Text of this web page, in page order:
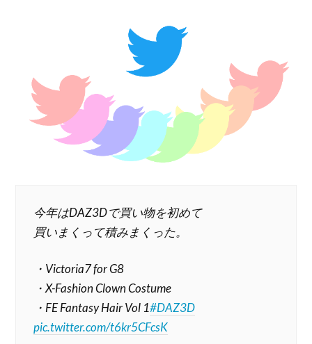
今年はDAZ3Dで買い物を初めて
買いまくって積みまくった。
・Victoria7 for G8
・X-Fashion Clown Costume
・FE Fantasy Hair Vol 1#DAZ3D
pic.twitter.com/t6kr5CFcsK